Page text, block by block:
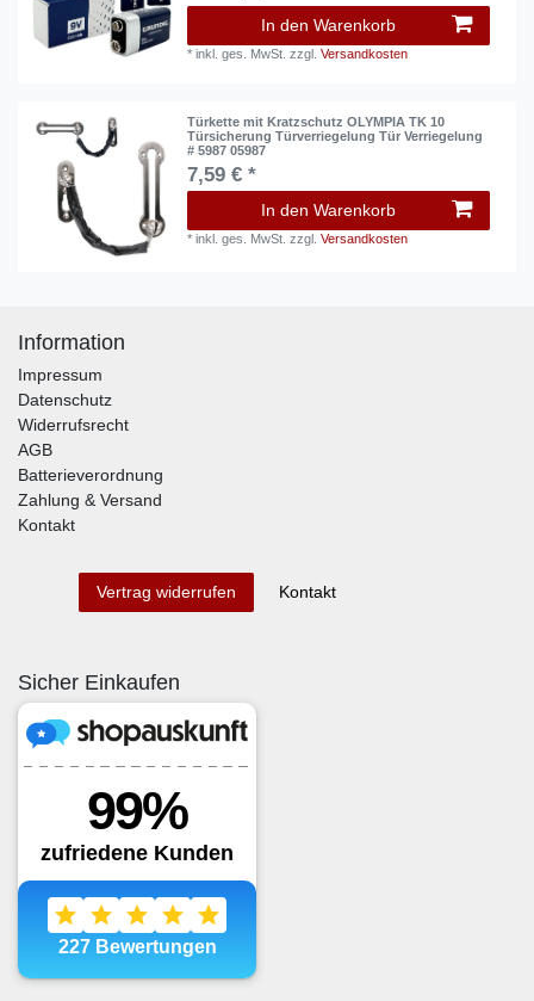
In den Warenkorb
*inkl. ges. MwSt. zzgl.Versandkosten
Türkette mit Kratzschutz OLYMPIA TK 10
Türsicherung Türverriegelung Tür Verriegelung
# 5987 05987
7,59 € *
In den Warenkorb
*inkl. ges. MwSt. zzgl.Versandkosten
Information
Impressum
Datenschutz
Widerrufsrecht
AGB
Batterieverordnung
Zahlung & Versand
Kontakt
Vertrag widerrufen Kontakt
Sicher Einkaufen